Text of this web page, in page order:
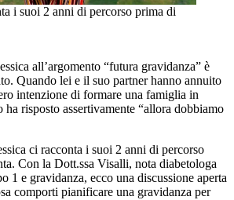
i suoi 2 anni di percorso prima di
all’argomento “futura gravidanza” è
Quando lei e il suo partner hanno annuito
intenzione di formare una famiglia in
risposto assertivamente “allora dobbiamo
ci racconta i suoi 2 anni di percorso
Con la Dott.ssa Visalli, nota diabetologa
1 e gravidanza, ecco una discussione aperta
comporti pianificare una gravidanza per